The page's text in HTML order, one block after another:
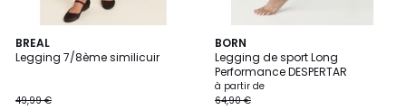
BREAL
Legging 7/8ème similicuir
49,99 €
BORN
Legging de sport Long
Performance DESPERTAR
à partir de
64,90 €
3
Couleurs